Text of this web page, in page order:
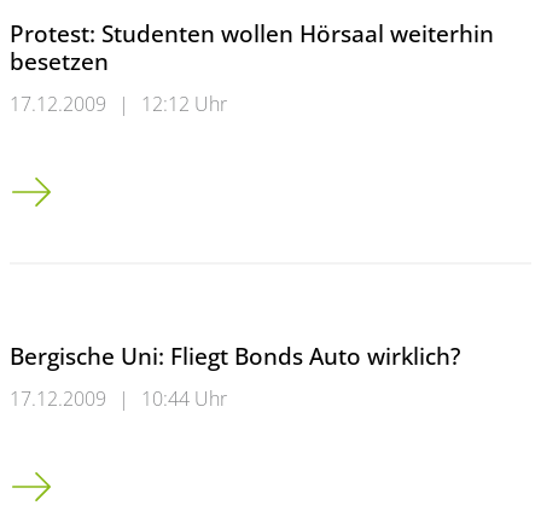
Protest: Studenten wollen Hörsaal weiterhin
besetzen
17.12.2009 | 12:12 Uhr
Protest: Studenten wollen Hörsaal weiterhin besetzen
Bergische Uni: Fliegt Bonds Auto wirklich?
17.12.2009 | 10:44 Uhr
Bergische Uni: Fliegt Bonds Auto wirklich?